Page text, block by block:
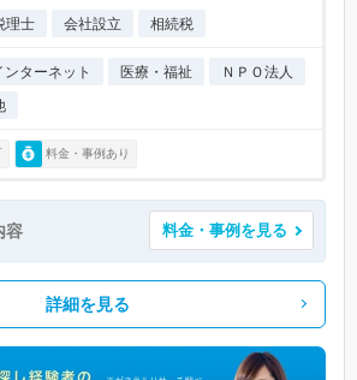
理士 会社設立 相続税
ンターネット 医療・福祉
ＮＰＯ法人
料金・事例あり
容 料金・事例を見る
詳細を見る